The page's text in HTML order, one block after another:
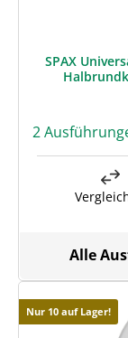
SPAX
2
Alle
Nur 10 auf Lager!